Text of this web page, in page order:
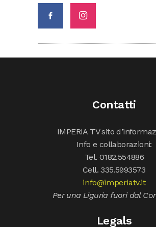
Contatti
IMPERIA TV sito
Info e collaborazioni:
Tel. 0182.554886
Cell. 335.5993573
info@imperiatv.it
Per una Liguria fuori dal
Legals